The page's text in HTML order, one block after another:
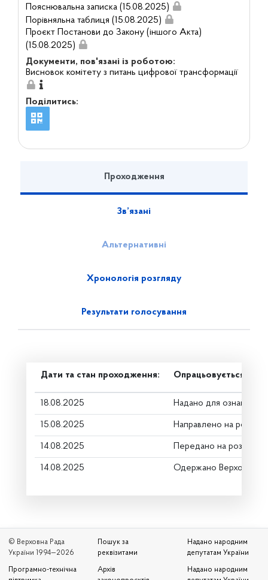
Пояснювальна записка (15.08.2025)
Порівняльна таблиця (15.08.2025)
Проєкт Постанови до Закону (іншого Акта)
(15.08.2025)
Документи, пов'язані із роботою:
Висновок комітету з питань цифрової трансформації
Поділитись:
Проходження
Зв’язані
Альтернативні
Хронологія розгляду
Результати голосування
Дати та стан проходження: Опрацьовується в
18.08.2025 Надано для
15.08.2025 Направлено на
14.08.2025 Передано на розгляд
14.08.2025 Одержано Верховною
© Верховна Рада
України 1994—2026
Програмно-технічна
Пошук за
реквізитами
Архів
Надано народним
депутатам України
Надано народним